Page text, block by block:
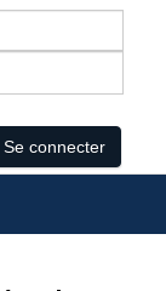
Se connecter